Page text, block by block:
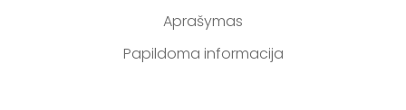
Aprašymas
Papildoma informacija